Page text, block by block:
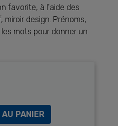
favorite, à l'aide des
design. Prénoms,
mots pour donner un
PANIER